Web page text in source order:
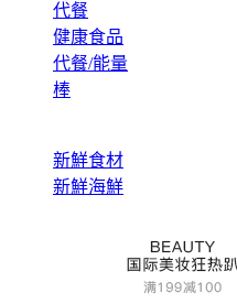
代餐
健康食品
代餐/能量
棒
新鮮食材
新鮮海鮮